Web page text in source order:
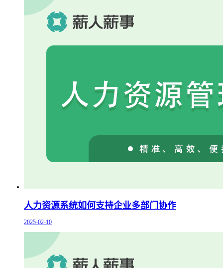
人力资源系统如何支持企业多部门协作
2025-02-10